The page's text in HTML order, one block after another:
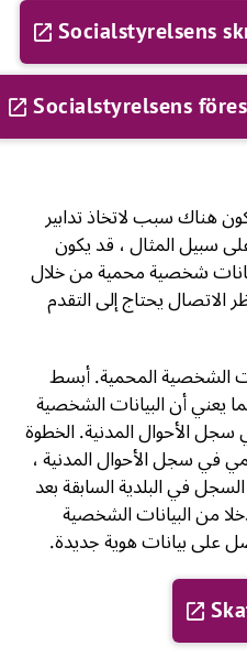
Socialstyrelsens
Socialstyrelsens
هناك سبب لاتخاذ تدابير
سبيل المثال ، قد يكون
شخصية محمية من خلال
يحتاج إلى التقدم
الشخصية المحمية. أبسط
أن البيانات الشخصية
سجل الأحوال المدنية. الخطوة
في سجل الأحوال المدنية ،
في البلدية السابقة بعد
من البيانات الشخصية
على بيانات هوية جديدة.